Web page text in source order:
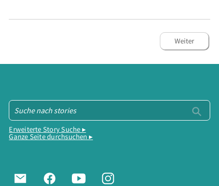
Weiter
Erweiterte Story Suche ▸
Ganze Seite durchsuchen ▸